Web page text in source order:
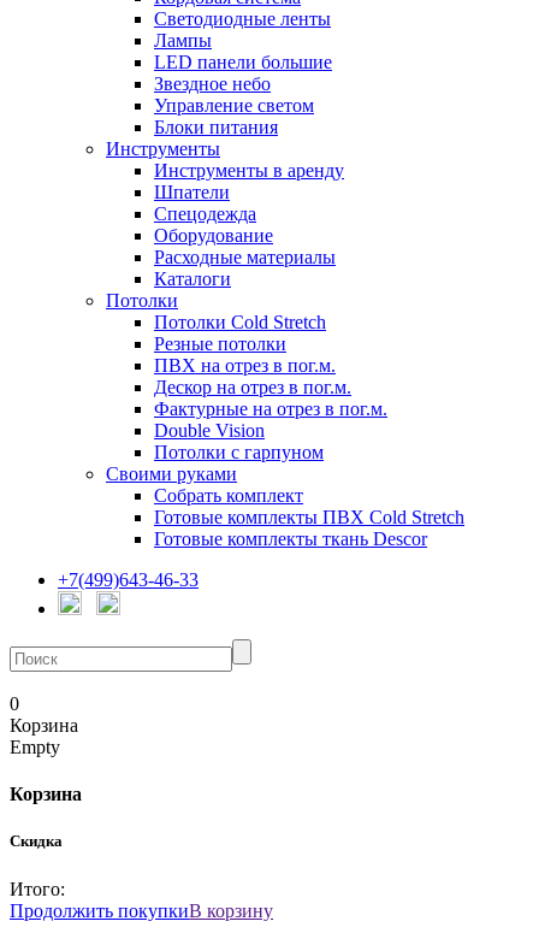
Светодиодные ленты
Лампы
LED панели большие
Звездное небо
Управление светом
Блоки питания
Инструменты
Инструменты в аренду
Шпатели
Спецодежда
Оборудование
Расходные материалы
Каталоги
Потолки
Потолки Cold Stretch
Резные потолки
ПВХ на отрез в пог.м.
Дескор на отрез в пог.м.
Фактурные на отрез в пог.м.
Double Vision
Потолки с гарпуном
Своими руками
Собрать комплект
Готовые комплекты ПВХ Cold Stretch
Готовые комплекты ткань Descor
+7(499)643-46-33
0
Корзина
Empty
Корзина
Скидка
Итого:
Продолжить покупкиВ корзину